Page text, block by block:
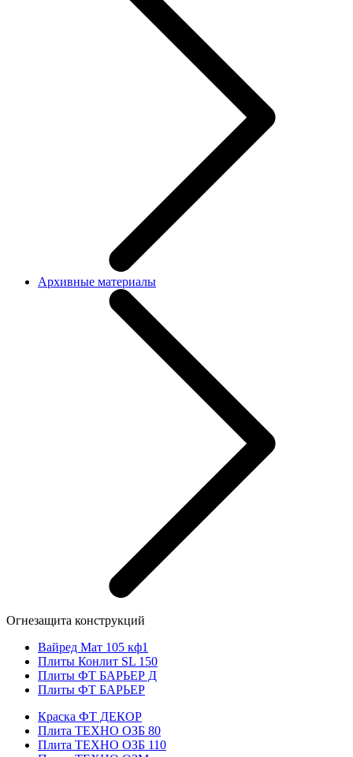
Архивные материалы
Огнезащита конструкций
Вайред Мат 105 кф1
Плиты Конлит SL 150
Плиты ФТ БАРЬЕР Д
Плиты ФТ БАРЬЕР
Краска ФТ ДЕКОР
Плита ТЕХНО ОЗБ 80
Плита ТЕХНО ОЗБ 110